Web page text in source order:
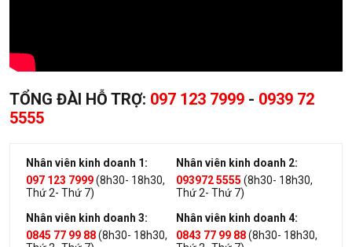
TỔNG ĐÀI HỖ TRỢ: 097 123 7999 - 0939 72
5555
Nhân viên kinh doanh 1:
097 123 7999(8h30- 18h30,
Thứ 2- Thứ 7)
Nhân viên kinh doanh 2:
093972 5555 (8h30- 18h30,
Thứ 2- Thứ 7)
Nhân viên kinh doanh 3:
0845 77 99 88(8h30- 18h30,
Nhân viên kinh doanh 4:
0843 77 99 88(8h30- 18h30,